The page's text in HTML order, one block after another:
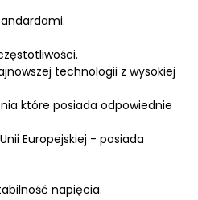
technologii z wysokiej
które posiada odpowiednie
Europejskiej - posiada
napięcia.